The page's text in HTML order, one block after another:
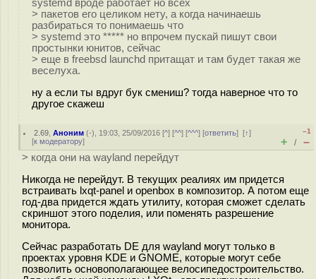
systemd вроде работает но всех
> пакетов его целиком нету, а когда начинаешь
разбираться то понимаешь что
> systemd это ***** но впрочем пускай пишут свои
простынки юнитов, сейчас
> еще в freebsd launchd притащат и там будет такая же
веселуха.
ну а если ты вдруг бук смениш? тогда наверное что то
другое скажеш
2.69 ,Аноним (-), 19:03, 25/09/2016 [^] [^^] [^^^] [ответить][↑]
[к модератору]
–1
+ / –
> когда они на wayland перейдут
Никогда не перейдут. В текущих реалиях им придется
встраивать lxqt-panel и openbox в композитор. А потом еще
год-два придется ждать утилиту, которая сможет сделать
скриншот этого поделия, или поменять разрешение
монитора.
Сейчас разработать DE для wayland могут только в
проектах уровня KDE и GNOME, которые могут себе
позволить основополагающее велосипедостроительство.